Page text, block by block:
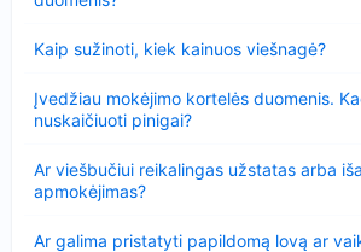
Kaip sužinoti, kiek kainuos viešnagė?
Įvedžiau mokėjimo kortelės duomenis.
nuskaičiuoti pinigai?
Ar viešbučiui reikalingas užstatas arba
apmokėjimas?
Ar galima pristatyti papildomą lovą ar